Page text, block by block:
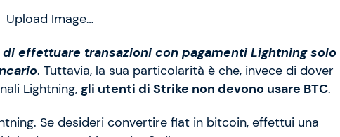
Upload Image…
effettuare transazioni con pagamenti Lightning solo
. Tuttavia, la sua particolarità è che, invece di dover
Lightning, gli utenti di Strike non devono usare BTC.
Se desideri convertire fiat in bitcoin, effettui una